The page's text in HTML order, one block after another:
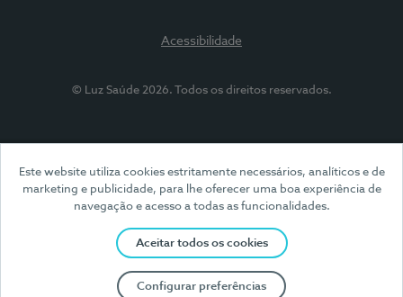
Este website utiliza cookies estritamente necessários, analíticos e de
marketing e publicidade, para lhe oferecer uma boa experiência de
navegação e acesso a todas as funcionalidades.
Aceitar todos os cookies
Configurar preferências
Acessibilidade
© Luz Saúde 2026. Todos os direitos reservados.